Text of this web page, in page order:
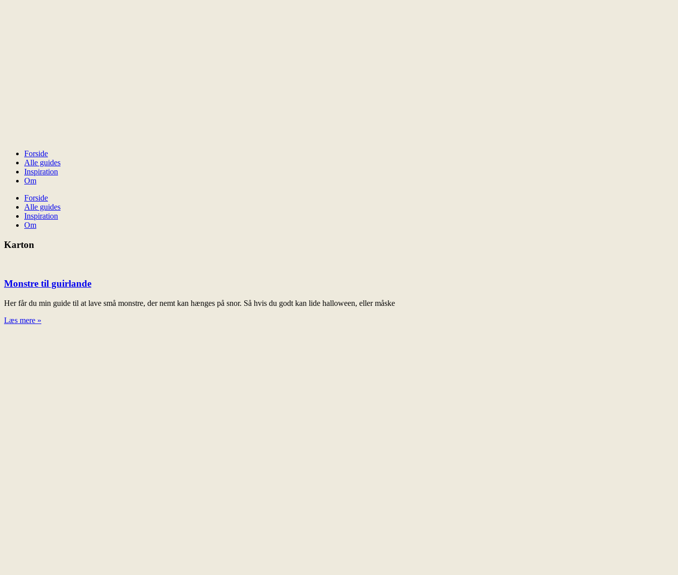
Forside
Alle guides
Inspiration
Om
Forside
Alle guides
Inspiration
Om
Karton
Monstre til guirlande
Her får du min guide til at lave små monstre, der nemt kan hænges på snor. Så hvis du godt kan lide halloween, eller måske
Læs mere »